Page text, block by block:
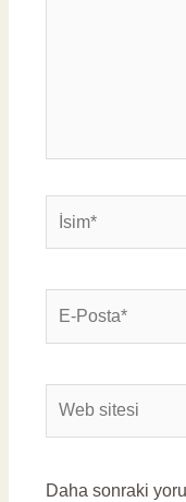
Posta*
sitesi
Daha sonraki